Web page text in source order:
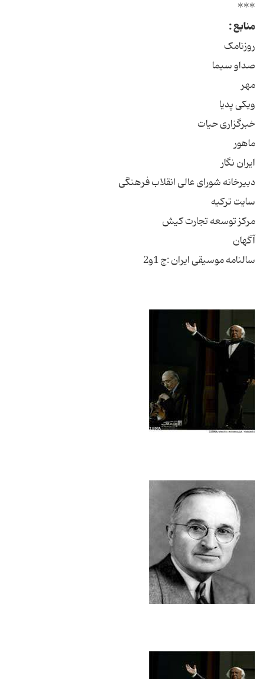
***
منابع :
روزنامک
صداو سیما
مهر
ویکی پدیا
خبرگزاری حیات
ماهور
ایران نگار
دبیرخانه شورای عالی انقلاب فرهنگی
سایت ترکیه
مرکز توسعه تجارت کیش
آگهان
سالنامه موسیقی ایران :ج 1و2